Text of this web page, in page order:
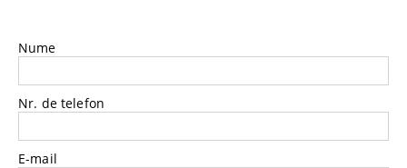
Nume
Nr. de telefon
E-mail